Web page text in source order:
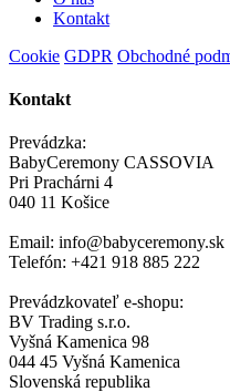
Kontakt
Cookie GDPR Obchodné
Kontakt
Prevádzka:
BabyCeremony CASSOVIA
Pri Prachárni 4
040 11 Košice
Email: info@babyceremony.sk
Telefón: +421 918 885 222
Prevádzkovateľ e-shopu:
BV Trading s.r.o.
Vyšná Kamenica 98
044 45 Vyšná Kamenica
Slovenská republika